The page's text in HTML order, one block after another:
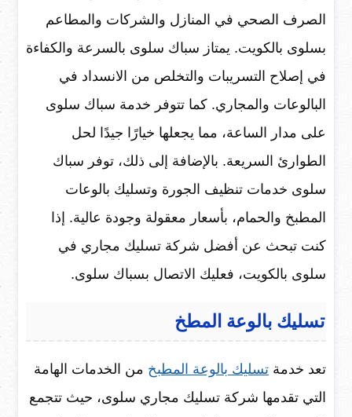
الصرف الصحي في المنازل والشركات والمطاعم
بسلوى بالكويت. يمتاز سباك سلوى بالسرعة والكفاءة
في إصلاح التسريبات والتخلص من الانسداد في
البالوعات والمجاري. كما تتوفر خدمة سباك سلوى
على مدار الساعة، مما يجعلها خيارًا جيدًا لحل
الطوارئ السريعة. بالإضافة إلى ذلك، توفر سباك
سلوى خدمات تنظيف الجورة وتسليك بالوعات
المطبخ والحمام، بأسعار معقولة وجودة عالية. إذا
كنت تبحث عن أفضل شركة تسليك مجاري في
سلوى بالكويت، فعليك الاتصال بسباك سلوى.
تسليك بالوعة المطخ
تعد خدمة تسليك بالوعة المطبخ من الخدمات الهامة
التي تقدمها شركة تسليك مجاري سلوى، حيث تتجمع